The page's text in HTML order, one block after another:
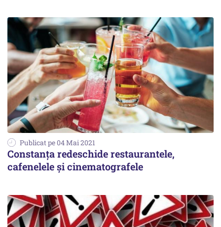
Publicat pe 04 Mai 2021
Constanța redeschide restaurantele,
cafenelele și cinematografele